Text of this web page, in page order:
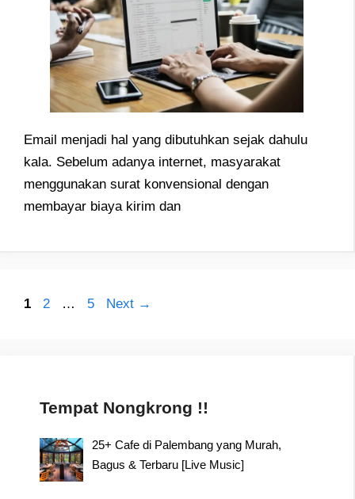
Email menjadi hal yang dibutuhkan sejak dahulu
kala. Sebelum adanya internet, masyarakat
menggunakan surat konvensional dengan
membayar biaya kirim dan
Post
Page
1 Page
2 … Page
5 Next →
Tempat Nongkrong !!
25+ Cafe di Palembang yang Murah,
Bagus & Terbaru [Live Music]